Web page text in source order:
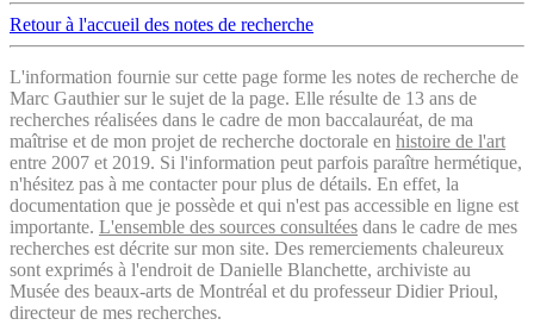
Retour à l'accueil des notes de recherche
L'information fournie sur cette page forme les notes de recherche de
Marc Gauthier sur le sujet de la page. Elle résulte de 13 ans de
recherches réalisées dans le cadre de mon baccalauréat, de ma
maîtrise et de mon projet de recherche doctorale en histoire de l'art
entre 2007 et 2019. Si l'information peut parfois paraître hermétique,
n'hésitez pas à me contacter pour plus de détails. En effet, la
documentation que je possède et qui n'est pas accessible en ligne est
importante. L'ensemble des sources consultées dans le cadre de mes
recherches est décrite sur mon site. Des remerciements chaleureux
sont exprimés à l'endroit de Danielle Blanchette, archiviste au
Musée des beaux-arts de Montréal et du professeur Didier Prioul,
directeur de mes recherches.